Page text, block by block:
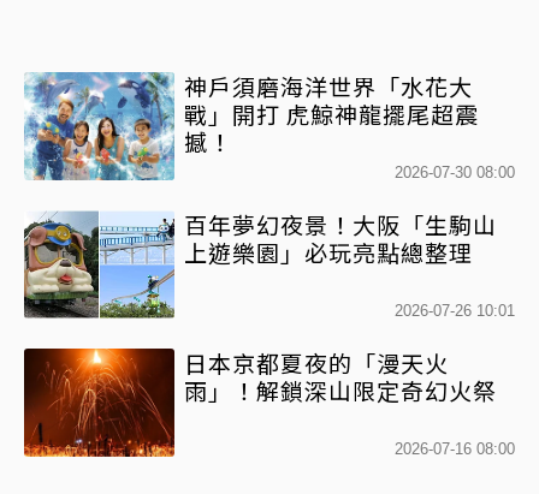
神戶須磨海洋世界「水花大
戰」開打 虎鯨神龍擺尾超震
撼！
2026-07-30 08:00
百年夢幻夜景！大阪「生駒山
上遊樂園」必玩亮點總整理
2026-07-26 10:01
日本京都夏夜的「漫天火
雨」！解鎖深山限定奇幻火祭
2026-07-16 08:00